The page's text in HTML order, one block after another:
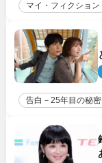
マイ・フィクション
告白－25年目の秘密